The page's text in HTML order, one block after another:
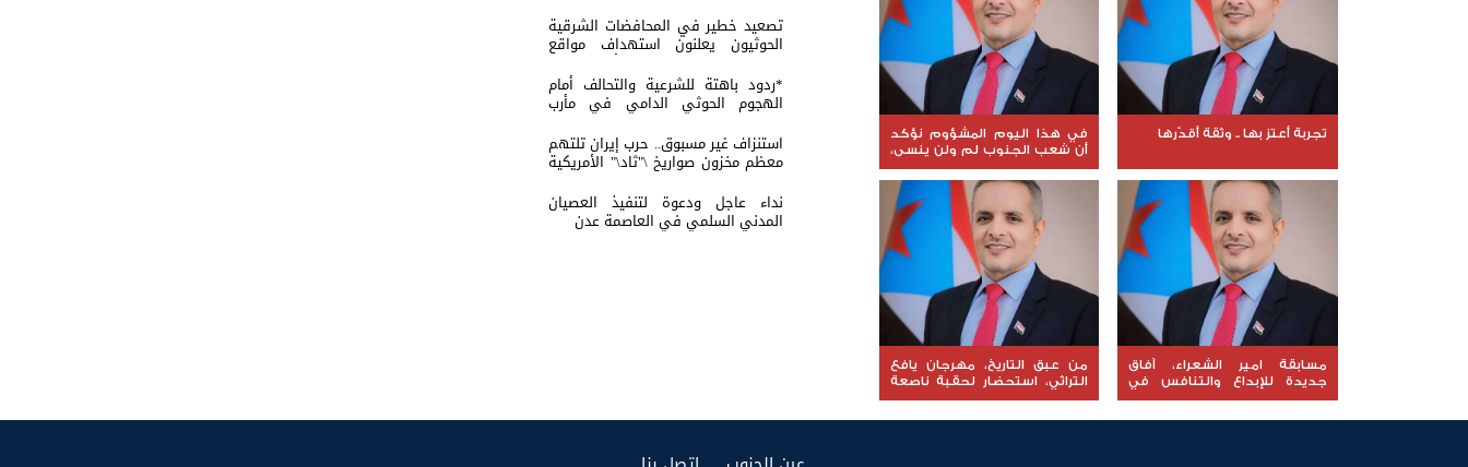
تجربة أعتز بها .. وثقة أقدّرها
في هذا اليوم المشؤوم نؤكد
أن شعب الجنوب لم ولن ينسى،
والجنوب اليوم أقرب من اي
وقت مضى الى استعادة دولته
وهويته وسيادته
مسابقة امير الشعراء، آفاق
جديدة للإبداع والتنافس في
رحاب الشعر
من عبق التاريخ، مهرجان يافع
التراثي، استحضار لحقبة ناصعة
في تاريخ الجنوب من عمق
تصعيد خطير في المحافضات الشرقية
الحوثيون يعلنون استهداف مواقع
عسكرية في حضرموت ومأرب اليمنية
بوابل من الصواريخ والطائرات المسيّرة
*ردود باهتة للشرعية والتحالف أمام
الهجوم الحوثي الدامي في مأرب
وحضرموت*
استنزاف غير مسبوق.. حرب إيران تلتهم
معظم مخزون صواريخ \"ثاد\" الأمريكية
وتدق ناقوس الخطر داخل البنتاغون
نداء عاجل ودعوة لتنفيذ العصيان
المدني السلمي في العاصمة عدن